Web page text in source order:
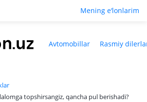
Mening e‘lonlarim
Avtomobillar Rasmiy
topshirsangiz, qancha pul berishadi?